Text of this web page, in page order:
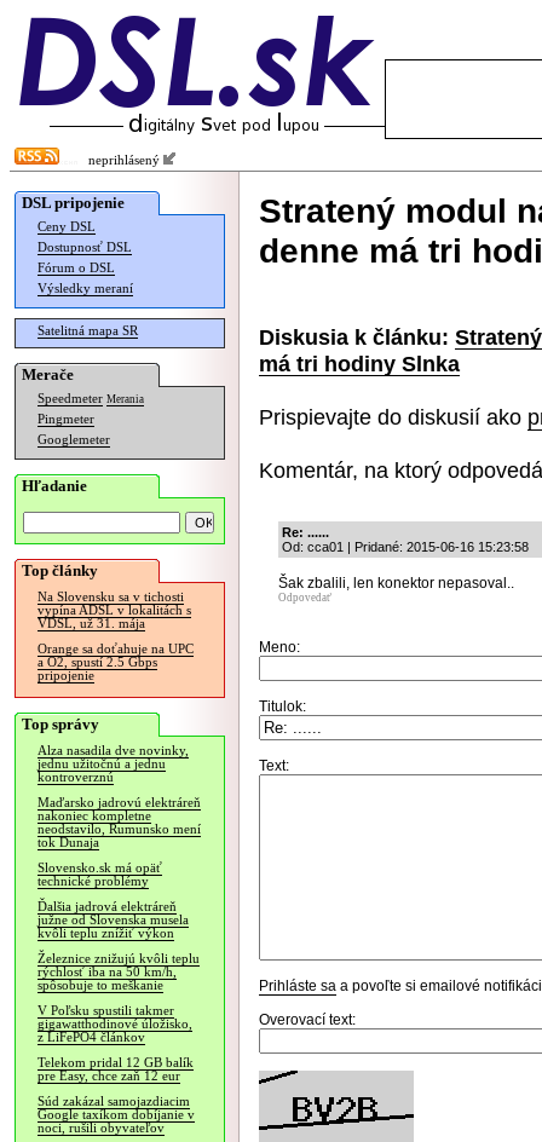
neprihlásený
DSL pripojenie
Ceny DSL
Dostupnosť DSL
Fórum o DSL
Výsledky meraní
Satelitná mapa SR
Merače
Speedmeter Merania
Pingmeter
Googlemeter
Hľadanie
Top články
Na Slovensku sa v tichosti
vypína ADSL v lokalitách s
VDSL, už 31. mája
Orange sa doťahuje na UPC
a O2, spustí 2.5 Gbps
pripojenie
Top správy
Alza nasadila dve novinky,
jednu užitočnú a jednu
kontroverznú
Maďarsko jadrovú elektráreň
nakoniec kompletne
neodstavilo, Rumunsko mení
tok Dunaja
Slovensko.sk má opäť
technické problémy
Ďalšia jadrová elektráreň
južne od Slovenska musela
kvôli teplu znížiť výkon
Železnice znižujú kvôli teplu
rýchlosť iba na 50 km/h,
spôsobuje to meškanie
V Poľsku spustili takmer
gigawatthodinové úložisko,
z LiFePO4 článkov
Telekom pridal 12 GB balík
pre Easy, chce zaň 12 eur
Súd zakázal samojazdiacim
Google taxíkom dobíjanie v
noci, rušili obyvateľov
Stratený modul
denne má tri
Diskusia k článku:
má tri hodiny Slnka
Prispievajte do diskusií ako
Komentár, na ktorý
Re: ......
Od: cca01 | Pridané: 2015-06-16 15:23:58
Šak zbalili, len konektor nepasoval..
Odpovedať
Meno:
Titulok:
Text:
Prihláste sa a povoľte si emailové
Overovací text: